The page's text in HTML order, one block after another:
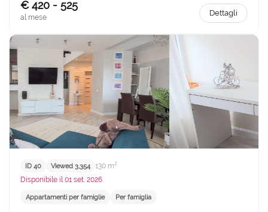
€ 420 - 525
al mese Dettagli
ID 40 Viewed 3,354
130 m²
Disponibile il 01 set. 2026
Appartamenti per famiglie Per famiglia